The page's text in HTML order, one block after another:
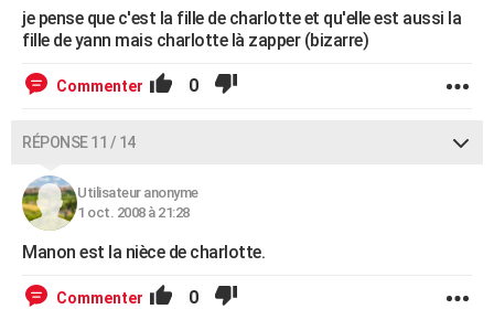
je pense que c'est la fille de charlotte et qu'elle est aussi la
fille de yann mais charlotte là zapper (bizarre)
Commenter 0
RÉPONSE 11 / 14
Utilisateur anonyme
1 oct. 2008 à 21:28
Manon est la nièce de charlotte.
Commenter 0